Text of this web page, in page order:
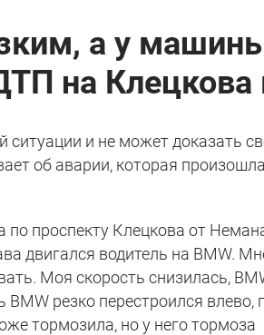
а у
на Клецкова
ситуации и не может доказать
об аварии, которая
по проспекту Клецкова от
двигался водитель на BMW.
Моя скорость снизилась,
BMW резко перестроился влево,
тормозила, но у него тормоза